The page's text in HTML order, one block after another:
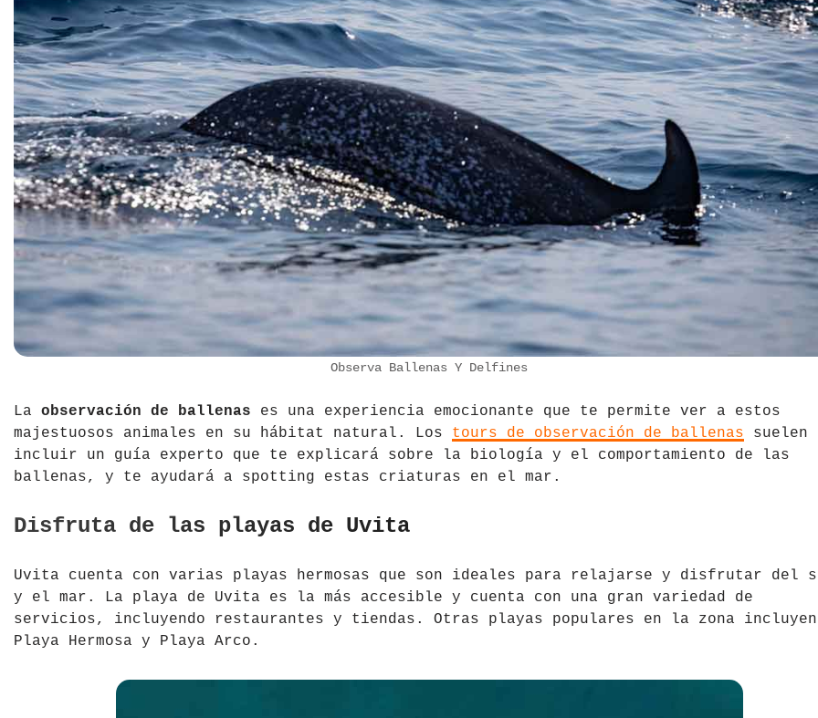
República Checa
Rusia
Serbia
Suecia
Suiza
Turquía
Ucrania
Observa Ballenas Y Delfines
La observación de ballenas es una experiencia emocionante que te permite ver a estos
majestuosos animales en su hábitat natural. Los tours de observación de ballenas suelen
incluir un guía experto que te explicará sobre la biología y el comportamiento de las
ballenas, y te ayudará a spotting estas criaturas en el mar.
Disfruta de las playas de Uvita
Uvita cuenta con varias playas hermosas que son ideales para relajarse y disfrutar del
y el mar. La playa de Uvita es la más accesible y cuenta con una gran variedad de
servicios, incluyendo restaurantes y tiendas. Otras playas populares en la zona incluyen
Playa Hermosa y Playa Arco.